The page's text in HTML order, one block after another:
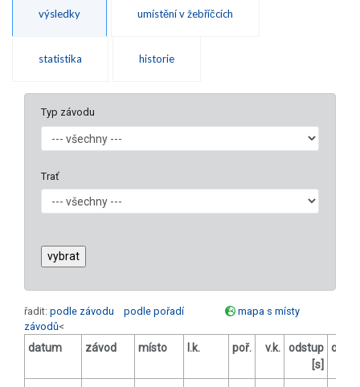
výsledky umístění v žebříčcích
statistika historie
Typ závodu
Trať
řadit: podle závodu podle pořadí
mapa s místy
závodů<
datum závod místo l.k. poř. v.k.
odstup
[s]